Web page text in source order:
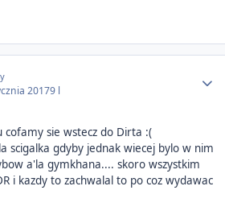
20179 l
sie wstecz do Dirta :(
scigalka gdyby jednak wiecej bylo w nim
a'la gymkhana.... skoro wszystkim
i kazdy to zachwalal to po coz wydawac